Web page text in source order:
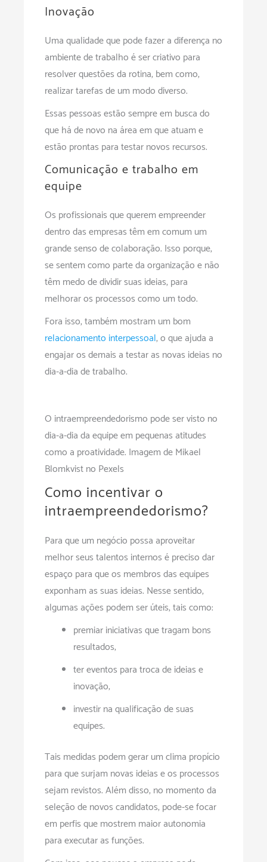
Inovação
Uma qualidade que pode fazer a diferença no
ambiente de trabalho é ser criativo para
resolver questões da rotina, bem como,
realizar tarefas de um modo diverso.
Essas pessoas estão sempre em busca do
que há de novo na área em que atuam e
estão prontas para testar novos recursos.
Comunicação e trabalho em
equipe
Os profissionais que querem empreender
dentro das empresas têm em comum um
grande senso de colaboração. Isso porque,
se sentem como parte da organização e não
têm medo de dividir suas ideias, para
melhorar os processos como um todo.
Fora isso, também mostram um bom
relacionamento interpessoal, o que ajuda a
engajar os demais a testar as novas ideias no
dia-a-dia de trabalho.
O intraempreendedorismo pode ser visto no
dia-a-dia da equipe em pequenas atitudes
como a proatividade. Imagem de Mikael
Blomkvist no Pexels
Como incentivar o
intraempreendedorismo?
Para que um negócio possa aproveitar
melhor seus talentos internos é preciso dar
espaço para que os membros das equipes
exponham as suas ideias. Nesse sentido,
algumas ações podem ser úteis, tais como:
premiar iniciativas que tragam bons
resultados;
ter eventos para troca de ideias e
inovação;
investir na qualificação de suas
equipes.
Tais medidas podem gerar um clima propício
para que surjam novas ideias e os processos
sejam revistos. Além disso, no momento da
seleção de novos candidatos, pode-se focar
em perfis que mostrem maior autonomia
para executar as funções.